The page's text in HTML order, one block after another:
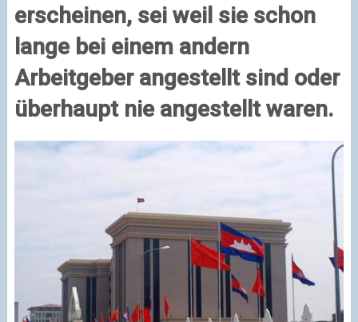
erscheinen, sei weil sie schon
lange bei einem andern
Arbeitgeber angestellt sind oder
überhaupt nie angestellt waren.